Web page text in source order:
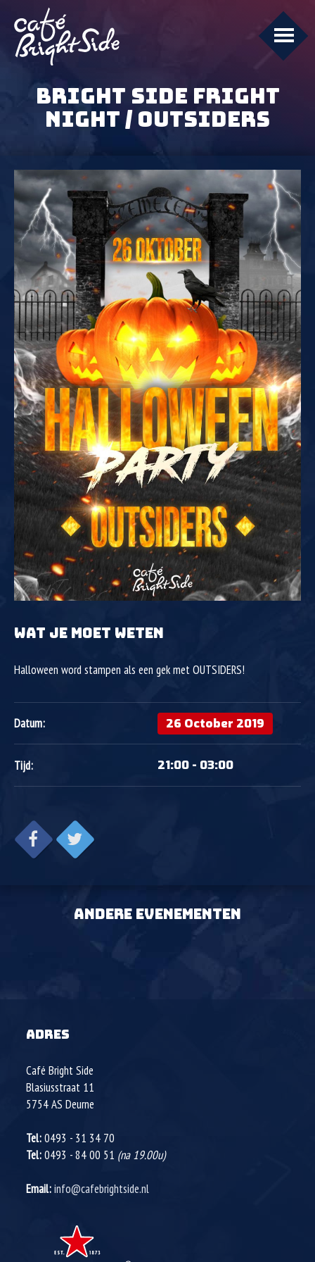
BRIGHT SIDE FRIGHT
NIGHT / OUTSIDERS
WAT JE MOET WETEN
Halloween word stampen als een gek met OUTSIDERS!
Datum: 26 October 2019
Tijd: 21:00 - 03:00
ANDERE EVENEMENTEN
ADRES
Café Bright Side
Blasiusstraat 11
5754 ASDeurne
Tel:0493 - 31 34 70
Tel:0493 - 84 00 51 (na 19.00u)
Email:info@cafebrightside.nl